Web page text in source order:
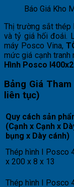
Báo Giá Kho
Thị trường sắt thép
và tỷ giá hối đoái.
máy Posco Vina,
mức giá cạnh tranh
Hình Posco
Bảng Giá
liên tục)
Quy cách sản
(Cạnh x Cạnh x
bụng x Dày cánh)
Thép hình I Posco
x 200 x 8 x 13
Thép hình I Posco